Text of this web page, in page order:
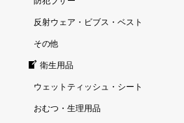
反射ウェア・ビブス・ベスト
その他
衛生用品
ウェットティッシュ・シート
おむつ・生理用品